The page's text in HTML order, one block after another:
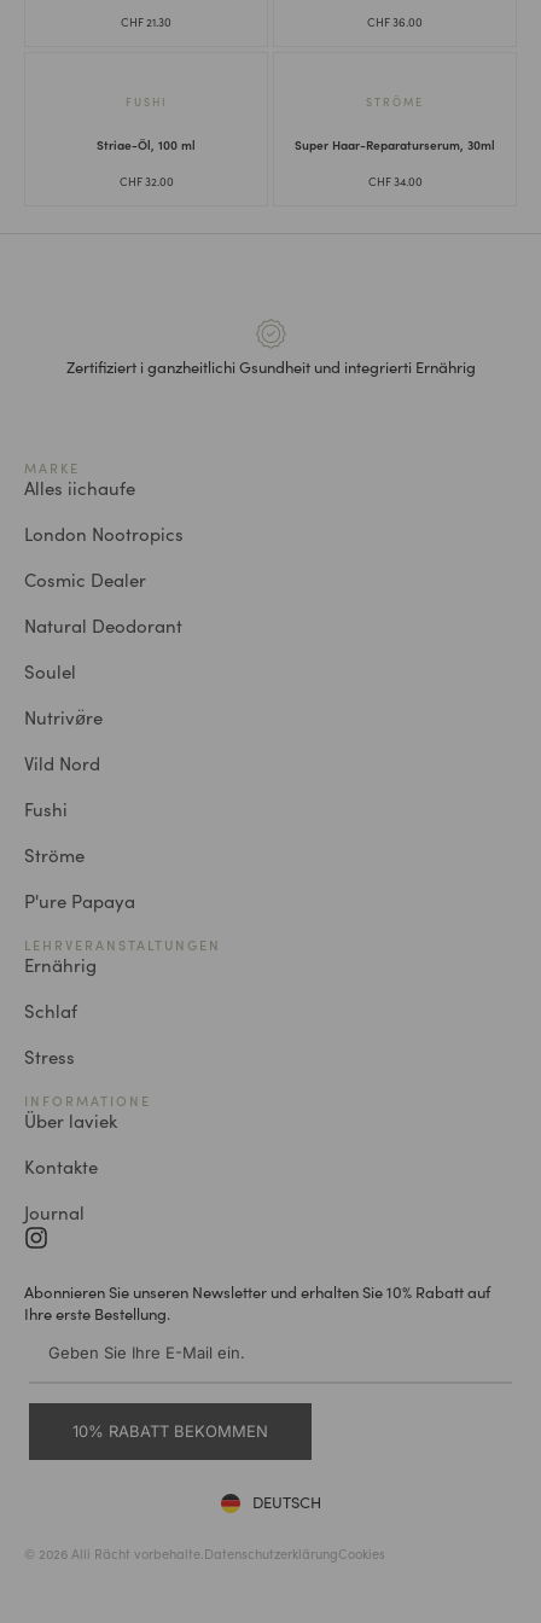
CHF21.30 CHF36.00
Striae-Öl, 100 ml
CHF32.00
FUSHI
Super Haar-Reparaturserum, 30ml
CHF34.00
STRÖME
Zertifiziert i ganzheitlichi Gsundheit und integrierti Ernährig
MARKE
Alles iichaufe
London Nootropics
Cosmic Dealer
Natural Deodorant
Soulel
Nutrivø̈re
Vild Nord
Fushi
Ströme
P'ure Papaya
LEHRVERANSTALTUNGEN
Ernährig
Schlaf
Stress
INFORMATIONE
Über laviek
Kontakte
Journal
Abonnieren Sie unseren Newsletter und erhalten Sie 10% Rabatt auf
Ihre erste Bestellung.
10% RABATT BEKOMMEN
DEUTSCH
ENGLISH
© 2026 Alli Rächt vorbehalte.DatenschutzerklärungCookies